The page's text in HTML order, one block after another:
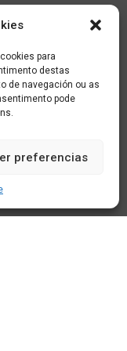
para
destas
de navegación ou as
pode
preferencias